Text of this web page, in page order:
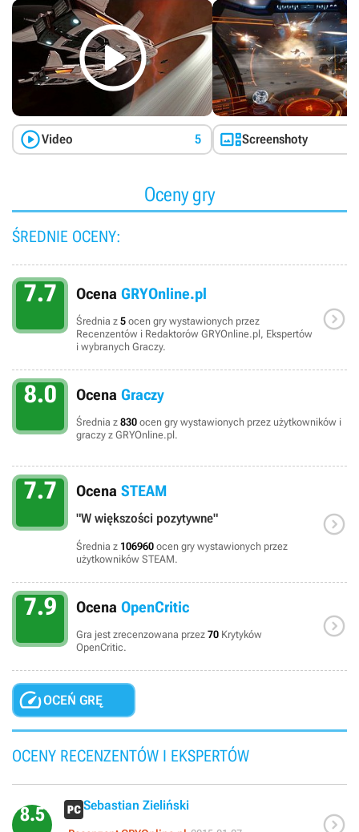
rozmaitych znalezisk bądź aktywności przeciwnika. Pomocny w
tym okazuje się nowy pojazd naziemny o nazwie Skarabeusz,
który świetnie sprawdza się zarówno podczas zwiadu, jak i w
walce. Wśród innych nowości pakietu wyróżnić warto również
możliwość wysyłania do walki myśliwców, przeznaczonych do
ataku i obrony większych jednostek, a także opcję Multicrew,
dzięki której możemy zaprosić na mostek naszego statku
przyjaciół i uczestniczyć w misjach kooperacyjnych, w których
nasza załoga złożona jest z innych, żywych graczy. Całości
dokładniejszą personalizację naszego awatara.

Video 5 Screenshoty
Oceny gry
ŚREDNIE OCENY:
7.7 Ocena GRYOnline.pl
Średnia z 5 ocen gry wystawionych przez
Recenzentów i Redaktorów GRYOnline.pl, Ekspertów
i wybranych Graczy.

8.0 Ocena Graczy
Średnia z 830 ocen gry wystawionych przez użytkowników i
graczy z GRYOnline.pl.
7.7 Ocena STEAM
"W większości pozytywne"
Średnia z 106960 ocen gry wystawionych przez
użytkowników STEAM.

7.9 Ocena OpenCritic
Gra jest zrecenzowana przez 70 Krytyków
OpenCritic.

OCEŃ GRĘ
OCENY RECENZENTÓW I EKSPERTÓW
8.5 Sebastian Zieliński
